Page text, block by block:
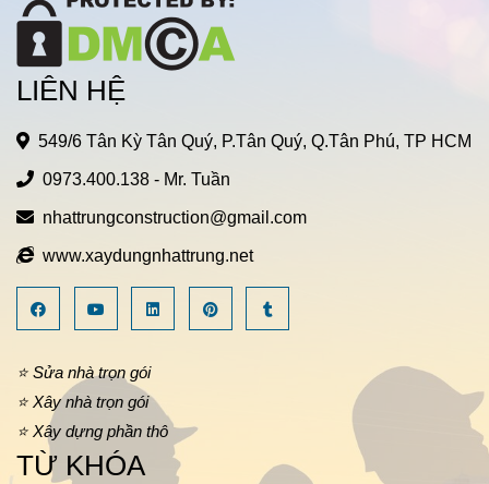
LIÊN HỆ
549/6 Tân Kỳ Tân Quý, P.Tân Quý, Q.Tân Phú, TP HCM
0973.400.138 - Mr. Tuần
nhattrungconstruction@gmail.com
www.xaydungnhattrung.net
⭐ Sửa nhà trọn gói
⭐ Xây nhà trọn gói
⭐ Xây dựng phần thô
TỪ KHÓA